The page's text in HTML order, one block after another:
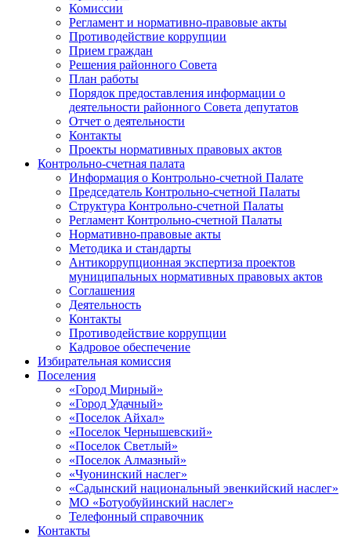
Комиссии
Регламент и нормативно-правовые акты
Противодействие коррупции
Прием граждан
Решения районного Совета
План работы
Порядок предоставления информации о
деятельности районного Совета депутатов
Отчет о деятельности
Контакты
Проекты нормативных правовых актов
Контрольно-счетная палата
Информация о Контрольно-счетной Палате
Председатель Контрольно-счетной Палаты
Структура Контрольно-счетной Палаты
Регламент Контрольно-счетной Палаты
Нормативно-правовые акты
Методика и стандарты
Антикоррупционная экспертиза проектов
муниципальных нормативных правовых актов
Соглашения
Деятельность
Контакты
Противодействие коррупции
Кадровое обеспечение
Избирательная комиссия
Поселения
«Город Мирный»
«Город Удачный»
«Поселок Айхал»
«Поселок Чернышевский»
«Поселок Светлый»
«Поселок Алмазный»
«Чуонинский наслег»
«Садынский национальный эвенкийский наслег»
МО «Ботуобуйинский наслег»
Телефонный справочник
Контакты